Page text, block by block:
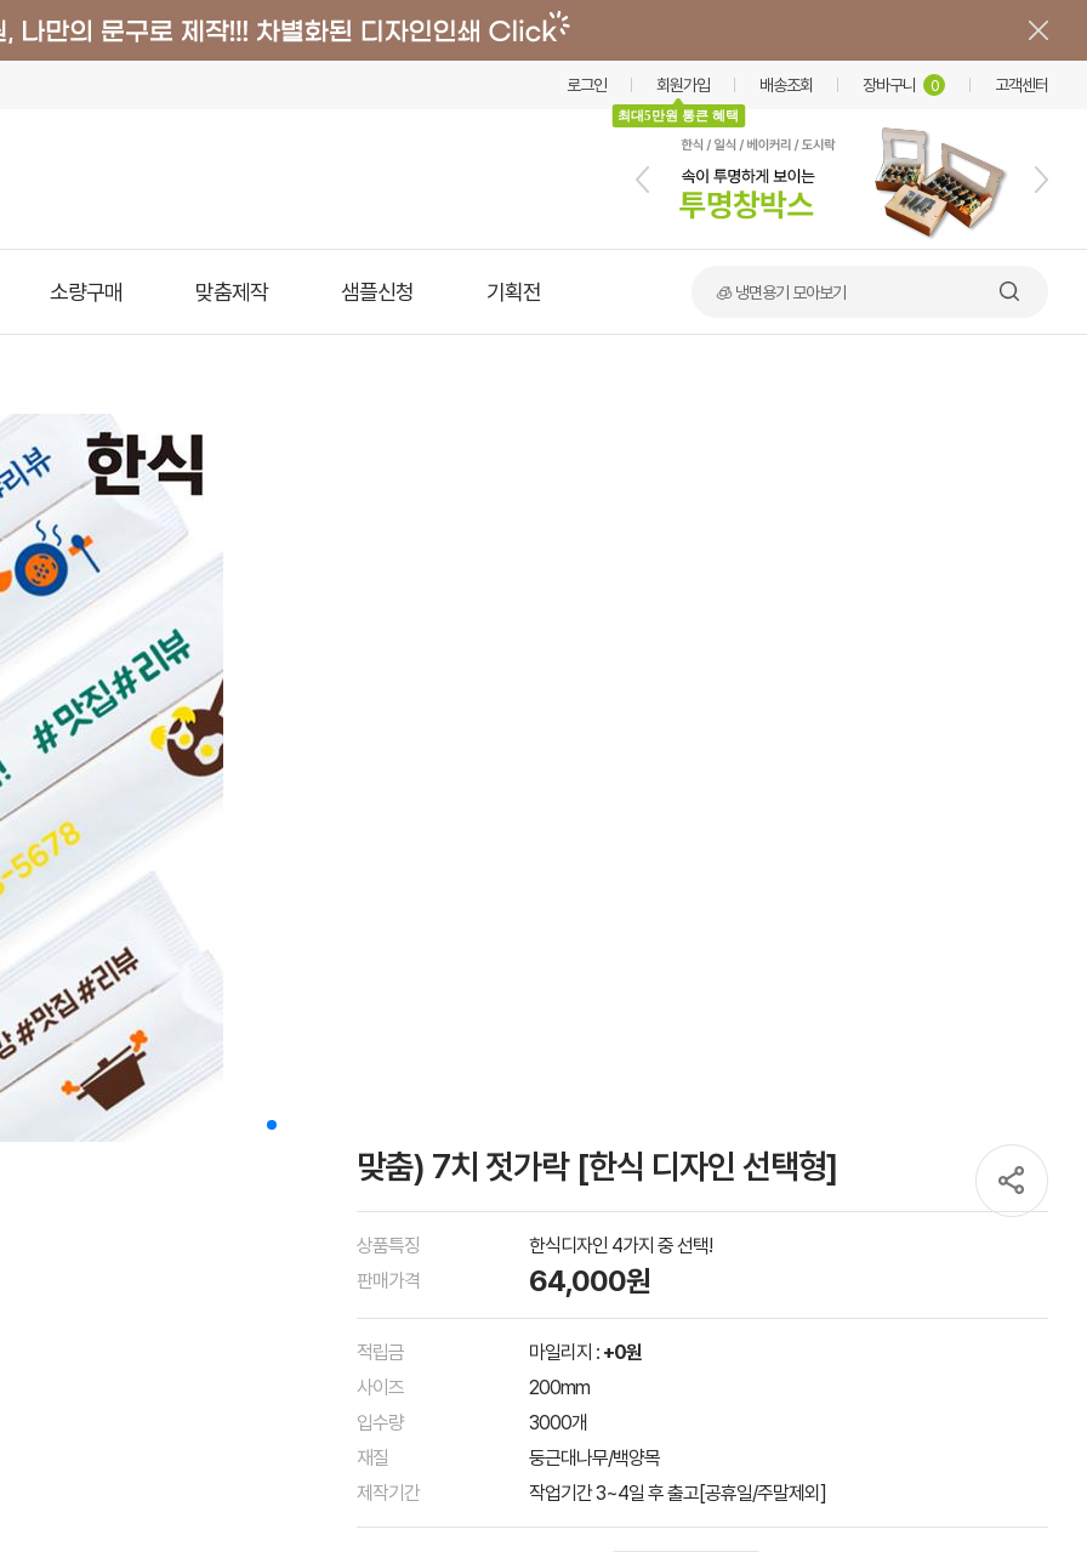
로그인 회원가입
최대5만원 통큰 혜택
배송조회 장바구니 0 고객센터
소량구매 맞춤제작 샘플신청 기획전 🧊 냉면용기 모아보기
맞춤) 7치 젓가락 [한식 디자인 선택형]
상품특징
한식디자인 4가지 중 선택!
판매가격
64,000원
적립금 마일리지 : +0원
사이즈
200mm
입수량
3000개
재질
둥근대나무/백양목
제작기간
작업기간 3~4일 후 출고[공휴일/주말제외]